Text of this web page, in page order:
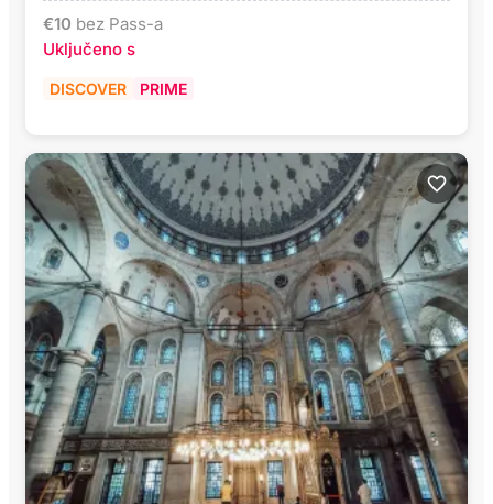
€10 bez Pass-a
Uključeno s
DISCOVER PRIME